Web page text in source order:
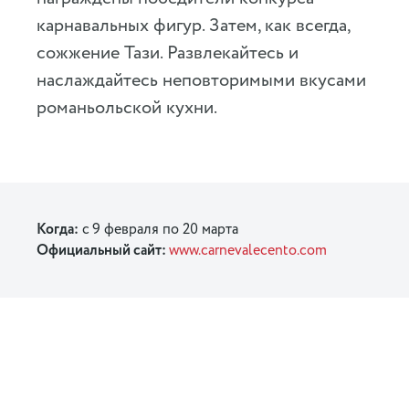
карнавальных фигур. Затем, как всегда,
сожжение Тази. Развлекайтесь и
наслаждайтесь неповторимыми вкусами
романьольской кухни.
Когда: с9 февраля по 20 марта
Официальный сайт:www.carnevalecento.com